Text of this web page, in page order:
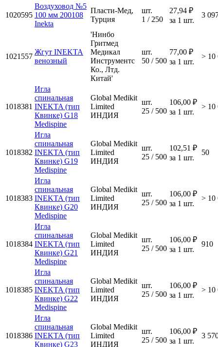
1020595
Воздуховод №5
100 мм 200108
Inekta
Пласти-Мед,
Турция
шт.
1 / 250
27,94 ₽
за 1 шт.
3
1021557
Жгут INEKTA
венозный
'Нинбо
Гритмед
Медикал
Инструментс
Ко., Лтд.
Китай'
шт.
50 / 500
77,00 ₽
за 1 шт.
> 10
1018381
Игла
спинальная
INEKTA (тип
Квинке) G18
Medispine
Global Medikit
Limited
ИНДИЯ
шт.
25 / 500
106,00 ₽
за 1 шт.
> 10
1018382
Игла
спинальная
INEKTA (тип
Квинке) G19
Medispine
Global Medikit
Limited
ИНДИЯ
шт.
25 / 500
102,51 ₽
за 1 шт.
50
1018383
Игла
спинальная
INEKTA (тип
Квинке) G20
Medispine
Global Medikit
Limited
ИНДИЯ
шт.
25 / 500
106,00 ₽
за 1 шт.
> 10
1018384
Игла
спинальная
INEKTA (тип
Квинке) G21
Medispine
Global Medikit
Limited
ИНДИЯ
шт.
25 / 500
106,00 ₽
за 1 шт.
910
1018385
Игла
спинальная
INEKTA (тип
Квинке) G22
Medispine
Global Medikit
Limited
ИНДИЯ
шт.
25 / 500
106,00 ₽
за 1 шт.
> 10
1018386
Игла
спинальная
INEKTA (тип
Квинке) G23
Global Medikit
Limited
ИНДИЯ
шт.
25 / 500
106,00 ₽
за 1 шт.
3